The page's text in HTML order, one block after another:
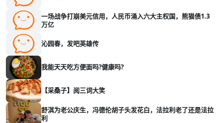
一场战争打崩美元信用，人民币涌入六大主权国，熊猫债1.3
万亿
沁园春，发吧英雄传
我能天天吃方便面吗?健康吗?
【采桑子】阅三词大笑
舒淇为老公庆生，冯德伦胡子头发花白，法拉利老了还是法拉
利